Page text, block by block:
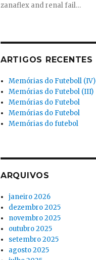
zanaflex and renal fail…
ARTIGOS RECENTES
Memórias do Futeboll (IV)
Memórias do Futebol (III)
Memórias do Futebol
Memórias do Futebol
Memórias do futebol
ARQUIVOS
janeiro 2026
dezembro 2025
novembro 2025
outubro 2025
setembro 2025
agosto 2025